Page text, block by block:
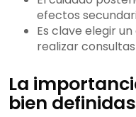
efectos
Es clave elegir
realizar
La
bien definidas